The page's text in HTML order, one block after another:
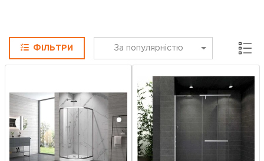
ФІЛЬТРИ За популярністю Сітка